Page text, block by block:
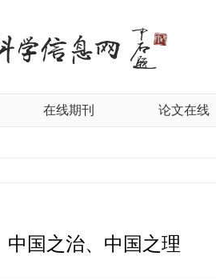
在线期刊 论文在线
国之治、中国之理